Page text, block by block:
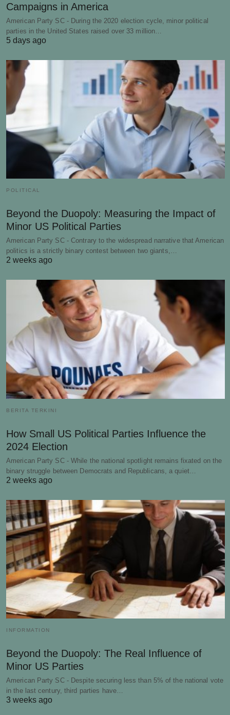
Campaigns in America
American Party SC - During the 2020 election cycle, minor political
parties in the United States raised over 33 million…
5 days ago
POLITICAL
Beyond the Duopoly: Measuring the Impact of
Minor US Political Parties
American Party SC - Contrary to the widespread narrative that American
politics is a strictly binary contest between two giants,…
2 weeks ago
BERITA TERKINI
How Small US Political Parties Influence the
2024 Election
American Party SC - While the national spotlight remains fixated on the
binary struggle between Democrats and Republicans, a quiet…
2 weeks ago
INFORMATION
Beyond the Duopoly: The Real Influence of
Minor US Parties
American Party SC - Despite securing less than 5% of the national vote
in the last century, third parties have…
3 weeks ago